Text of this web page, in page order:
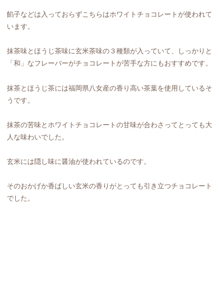
餡子などは入っておらずこちらはホワイトチョコレートが使われて
います。
抹茶味とほうじ茶味に玄米茶味の３種類が入っていて、しっかりと
「和」なフレーバーがチョコレートが苦手な方にもおすすめです。
抹茶とほうじ茶には福岡県八女産の香り高い茶葉を使用しているそ
うです。
抹茶の苦味とホワイトチョコレートの甘味が合わさってとっても大
人な味わいでした。
玄米には隠し味に醤油が使われているのです。
そのおかげか香ばしい玄米の香りがとっても引き立つチョコレート
でした。